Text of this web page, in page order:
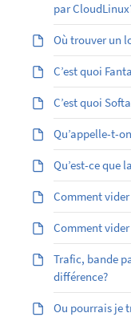
par
Où trouver un
C’est quoi
C’est quoi
Qu’appelle-t-
Qu’est-ce que
Comment
Comment
Trafic, bande
différence?
Ou pourrais je